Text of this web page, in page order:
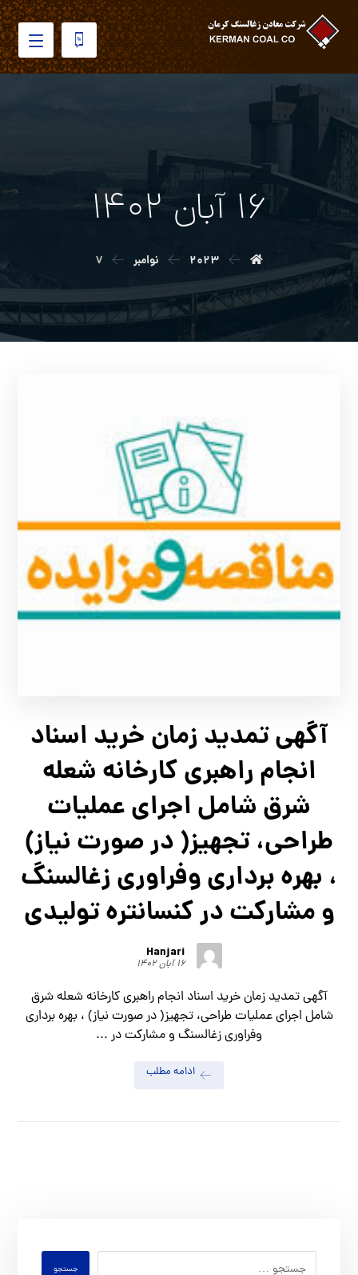
۱۶ آبان ۱۴۰۲
۲۰۲۳ نوامبر ۷
آگهي تمدید زمان خرید اسناد
انجام راهبری كارخانه شعله
شرق شامل اجرای عملیات
طراحی، تجهیز( در صورت نیاز)
، بهره برداري وفراوري زغالسنگ
و مشارکت در کنسانتره تولیدی
Hanjari
۱۶ آبان ۱۴۰۲
آگهي تمدید زمان خرید اسناد انجام راهبری كارخانه شعله شرق
شامل اجرای عملیات طراحی، تجهیز( در صورت نیاز) ، بهره برداري
وفراوري زغالسنگ و مشارکت در ...
ادامه مطلب
جستجو